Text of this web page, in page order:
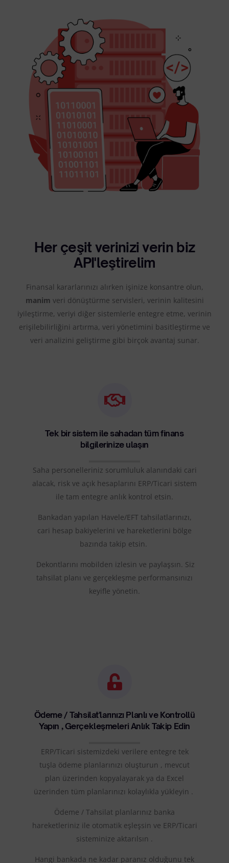
Her çeşit verinizi verin biz
API'leştirelim
Finansal kararlarınızı alırken işinize konsantre olun,
manim veri dönüştürme servisleri, verinin kalitesini
iyileştirme, veriyi diğer sistemlerle entegre etme, verinin
erişilebilirliğini artırma, veri yönetimini basitleştirme ve
veri analizini geliştirme gibi birçok avantaj sunar.
Tek bir sistem ile sahadan tüm finans
bilgilerinize ulaşın
Saha personelleriniz sorumluluk alanındaki cari
alacak, risk ve açık hesaplarını ERP/Ticari sistem
ile tam entegre anlık kontrol etsin.
Bankadan yapılan Havele/EFT tahsilatlarınızı,
cari hesap bakiyelerini ve hareketlerini bölge
bazında takip etsin.
Dekontlarını mobilden izlesin ve paylaşsın. Siz
tahsilat planı ve gerçekleşme performansınızı
keyifle yönetin.
Ödeme / Tahsilat'larınızı Planlı ve Kontrollü
Yapın , Gerçekleşmeleri Anlık Takip Edin
ERP/Ticari sistemizdeki verilere entegre tek
tuşla ödeme planlarınızı oluşturun , mevcut
plan üzerinden kopyalayarak ya da Excel
üzerinden tüm planlarınızı kolaylıkla yükleyin .
Ödeme / Tahsilat planlarınız banka
hareketleriniz ile otomatik eşleşsin ve ERP/Ticari
sisteminize aktarılsın .
Hangi bankada ne kadar paranız olduğunu tek